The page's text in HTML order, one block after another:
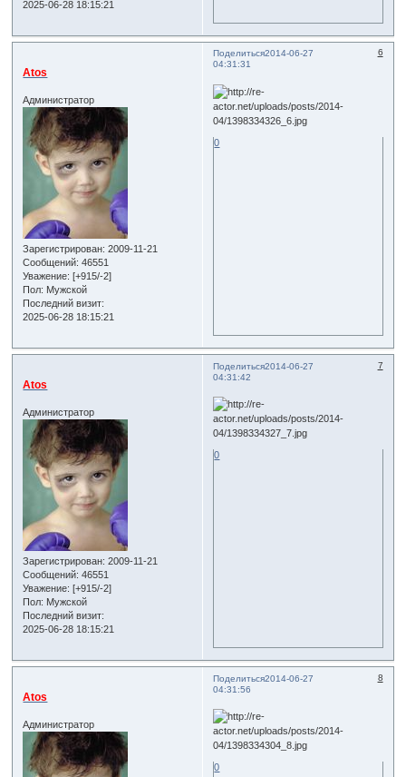
2025-06-28 18:15:21
Поделиться 6
2014-06-27
04:31:31
Atos
Администратор
Зарегистрирован: 2009-11-21
Сообщений: 46551
Уважение: [+915/-2]
Пол: Мужской
Последний визит:
2025-06-28 18:15:21
0
Поделиться 7
2014-06-27
04:31:42
Atos
Администратор
Зарегистрирован: 2009-11-21
Сообщений: 46551
Уважение: [+915/-2]
Пол: Мужской
Последний визит:
2025-06-28 18:15:21
0
Поделиться 8
2014-06-27
04:31:56
Atos
Администратор
0